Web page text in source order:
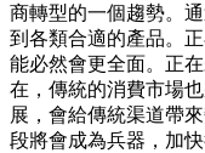
商轉型的一個趨勢。
到各類合適的產品。
能必然會更全面。正
在，傳統的消費市場
展，會給傳統渠道帶
段將會成為兵器，加